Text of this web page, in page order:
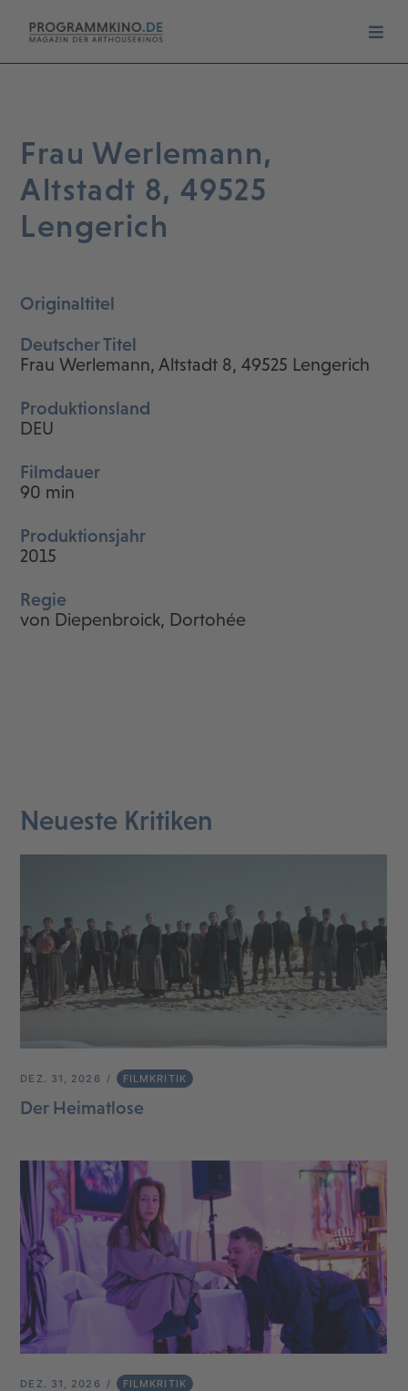
Frau Werlemann,
Altstadt 8, 49525
Lengerich
Originaltitel
Deutscher Titel
Frau Werlemann, Altstadt 8, 49525 Lengerich
Produktionsland
DEU
Filmdauer
90 min
Produktionsjahr
2015
Regie
von Diepenbroick, Dortohée
Neueste Kritiken
DEZ. 31, 2026 FILMKRITIK
Der Heimatlose
DEZ. 31, 2026 FILMKRITIK